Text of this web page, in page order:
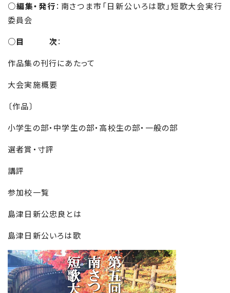
○編集・発行：南さつま市「日新公いろは歌」短歌大会実行
委員会
○目 次：
作品集の刊行にあたって
大会実施概要
〔作品〕
小学生の部・中学生の部・高校生の部・一般の部
選者賞・寸評
講評
参加校一覧
島津日新公忠良とは
島津日新公いろは歌